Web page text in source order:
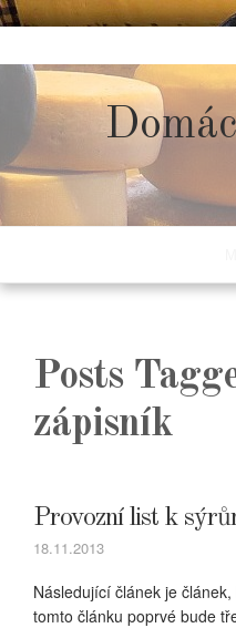
to
content
Posts
zápisník
Provozní list k
18.11.2013
Následující článek je
tomto článku poprvé bude